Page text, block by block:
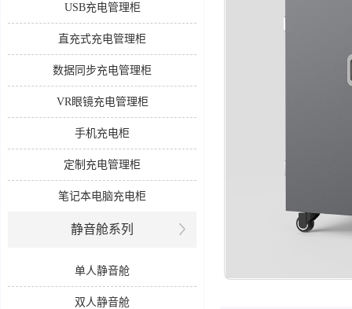
USB充电管理柜
直充式充电管理柜
数据同步充电管理柜
VR眼镜充电管理柜
手机充电柜
定制充电管理柜
笔记本电脑充电柜
静音舱系列
单人静音舱
双人静音舱